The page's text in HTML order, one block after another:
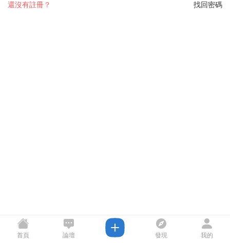
找回密碼
還沒有註冊？
首頁 論壇 發現 我的